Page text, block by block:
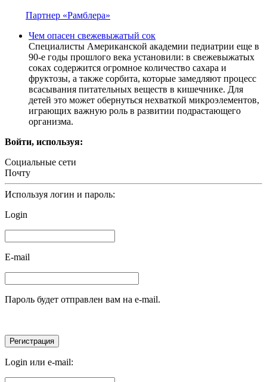
Партнер «Рамблера»
Чем опасен свежевыжатый сок
Специалисты Американской академии педиатрии еще в
90-е годы прошлого века установили: в свежевыжатых
соках содержится огромное количество сахара и
фруктозы, а также сорбита, которые замедляют процесс
всасывания питательных веществ в кишечнике. Для
детей это может обернуться нехваткой микроэлементов,
играющих важную роль в развитии подрастающего
организма.
Войти, используя:
Социальные сети
Почту
Используя логин и пароль:
Login
E-mail
Пароль будет отправлен вам на e-mail.
Login или e-mail: